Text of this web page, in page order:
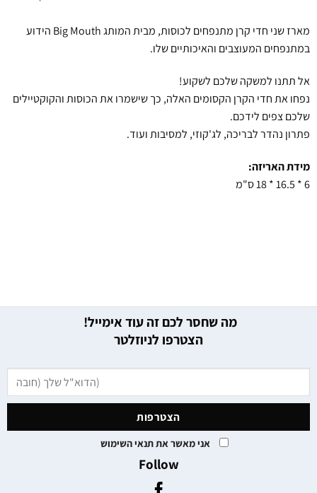
מארז שני חדי קרן מתנפחים לכוסות, מבית המותג Big Mouth הידוע
במתנפחים המעוצבים והאיכותיים שלו.
אל תתנו למשקה שלכם לשקוע!
נפחו את חדי הקרן הקסומים האלה, כך שישמרו את הכוסות והקוקטיילים
שלכם צפים לידכם.
פתרון נהדר לבריכה, לג'קוזי, למסיבות ועוד.
מידת האריזה:
6 * 16.5 * 18 ס"מ
מה שחסר לכם זה עוד אימייל!
הצטרפו לניוזלטר
אני מאשר את תנאי השימוש
Follow